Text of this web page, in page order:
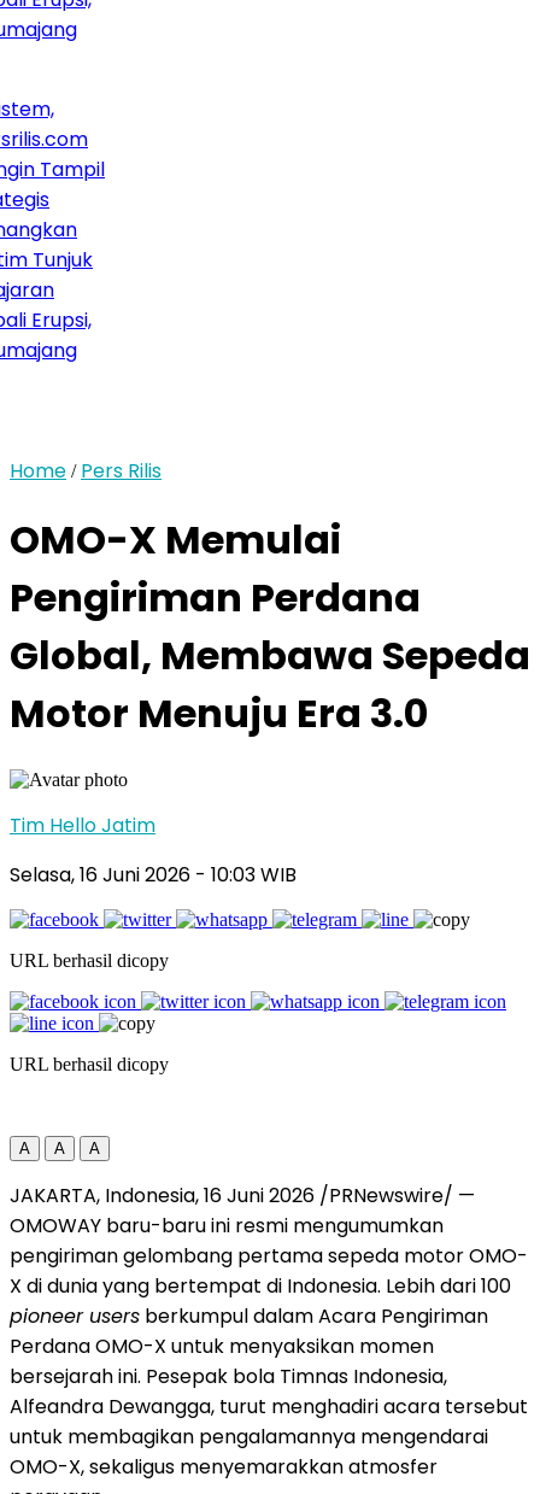
Home / Pers Rilis
OMO-X Memulai
Pengiriman Perdana
Global, Membawa Sepeda
Motor Menuju Era 3.0
Tim Hello Jatim
Selasa, 16 Juni 2026 - 10:03 WIB
URL berhasil dicopy
URL berhasil dicopy
A A A
JAKARTA, Indonesia,16 Juni 2026 /PRNewswire/ —
OMOWAY baru-baru ini resmi mengumumkan
pengiriman gelombang pertama sepeda motor OMO-
X di dunia yang bertempat di Indonesia. Lebih dari 100
pioneer users berkumpul dalam Acara Pengiriman
Perdana OMO-X untuk menyaksikan momen
bersejarah ini. Pesepak bola Timnas Indonesia,
Alfeandra Dewangga, turut menghadiri acara tersebut
untuk membagikan pengalamannya mengendarai
OMO-X, sekaligus menyemarakkan atmosfer